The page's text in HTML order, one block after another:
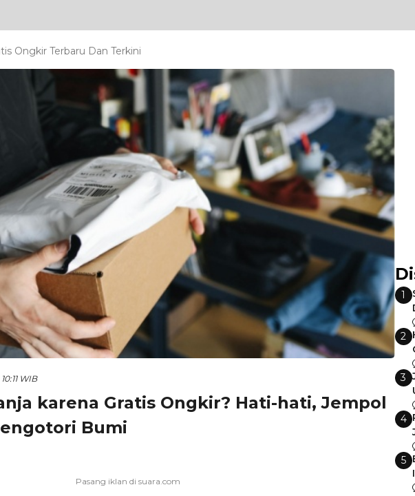
Ongkir Terbaru Dan Terkini
WIB
karena Gratis Ongkir? Hati-hati, Jempol
Bumi
1
2
3
4
5